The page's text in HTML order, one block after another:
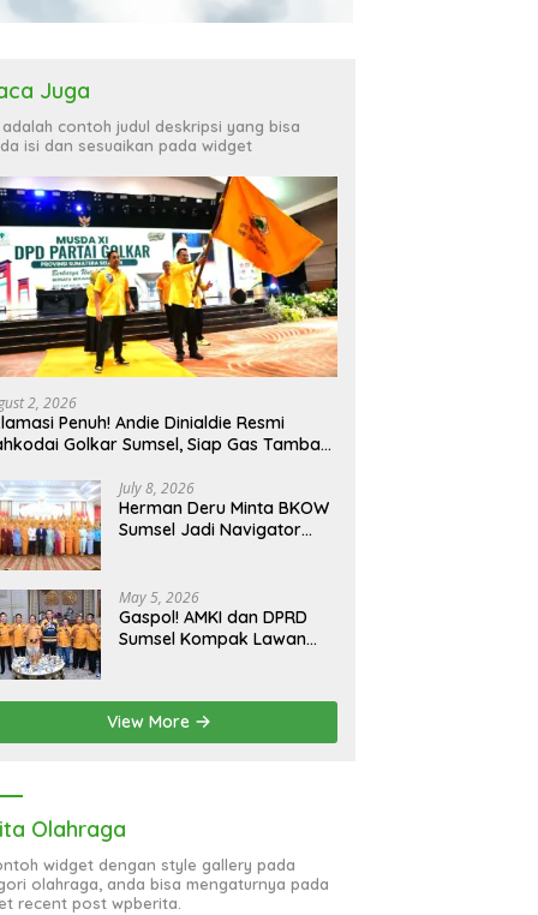
Juga
adalah contoh judul deskripsi yang bisa
isi dan sesuaikan pada widget
2, 2026
Penuh! Andie Dinialdie Resmi
Golkar Sumsel, Siap Gas Tambah
July 8, 2026
Herman Deru Minta BKOW
Sumsel Jadi Navigator
May 5, 2026
Gaspol! AMKI dan DPRD
Sumsel Kompak Lawan
View More
Olahraga
widget dengan style gallery pada
olahraga, anda bisa mengaturnya pada
recent post wpberita.